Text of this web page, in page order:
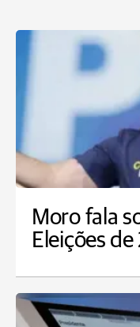
Moro fala
Eleições